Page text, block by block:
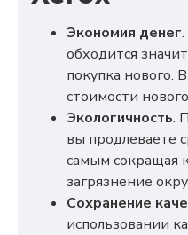
Экономия денег
обходится
покупка нового.
стоимости
Экологичность.
вы продлеваете
самым сокращая
загрязнение
Сохранение
использовании